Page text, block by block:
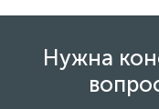
Нужна